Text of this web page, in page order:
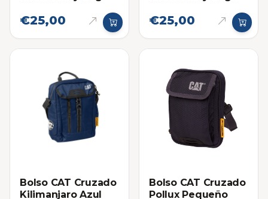
€25,00 €25,00
Bolso CAT Cruzado
Kilimanjaro Azul
Bolso CAT Cruzado
Pollux Pequeño